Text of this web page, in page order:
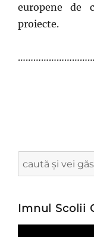
europene de
proiecte.
for:
Imnul Scolii